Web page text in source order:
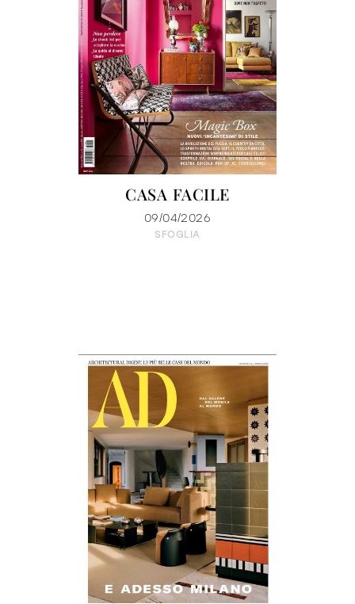
CASA FACILE
09/04/2026
SFOGLIA